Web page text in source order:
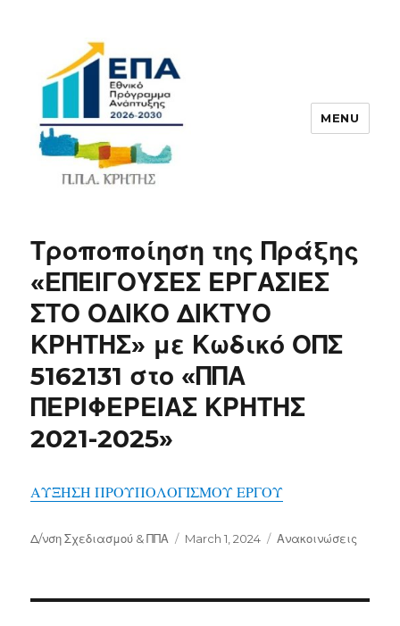
MENU
Τροποποίηση της Πράξης
«ΕΠΕΙΓΟΥΣΕΣ ΕΡΓΑΣΙΕΣ
ΣΤΟ ΟΔΙΚΟ ΔΙΚΤΥΟ
ΚΡΗΤΗΣ» με Κωδικό ΟΠΣ
5162131 στο «ΠΠΑ
ΠΕΡΙΦΕΡΕΙΑΣ ΚΡΗΤΗΣ
2021-2025»
ΑΥΞΗΣΗ ΠΡΟΥΠΟΛΟΓΙΣΜΟΥ ΕΡΓΟΥ
Author
Δ/νση Σχεδιασμού & ΠΠΑ
Posted
March 1, 2024 Categories
Ανακοινώσεις